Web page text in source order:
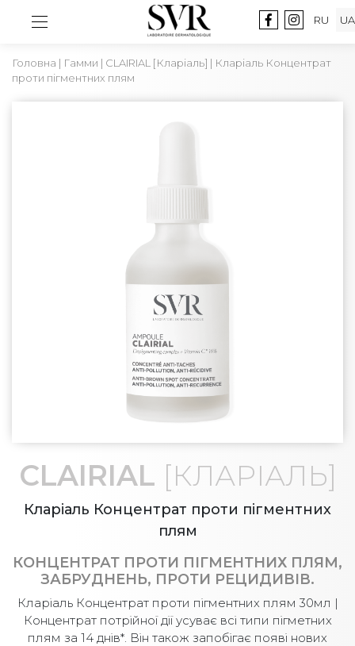
Головна | Гамми | CLAIRIAL [Кларіаль] | Кларіаль Концентрат
проти пігментних плям
CLAIRIAL [КЛАРІАЛЬ]
Кларіаль Концентрат проти пігментних
плям
КОНЦЕНТРАТ ПРОТИ ПІГМЕНТНИХ ПЛЯМ,
ЗАБРУДНЕНЬ, ПРОТИ РЕЦИДИВІВ.
Кларіаль Концентрат проти пігментних плям 30мл |
Концентрат потрійної дії усуває всі типи пігметних
плям за 14 днів*. Він також запобігає появі нових
RU UA